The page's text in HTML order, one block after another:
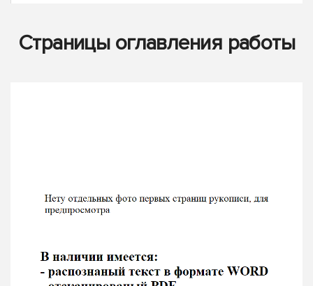
Страницы оглавления работы